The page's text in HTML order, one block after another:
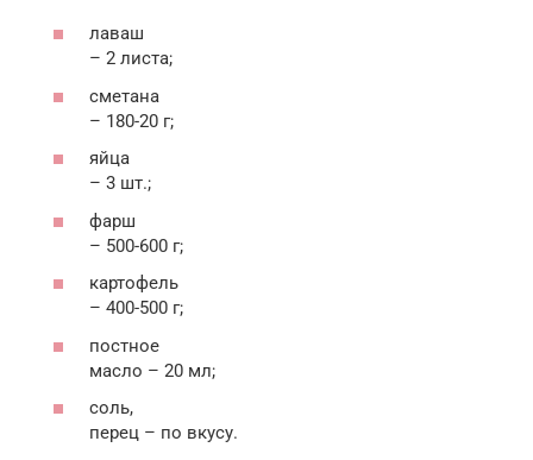
лаваш
– 2 листа;
сметана
– 180-20 г;
яйца
– 3 шт.;
фарш
– 500-600 г;
картофель
– 400-500 г;
постное
масло – 20 мл;
соль,
перец – по вкусу.